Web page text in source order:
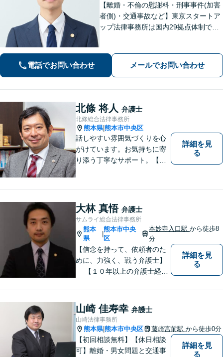
【離婚・不倫の慰謝料・刑事事件(加害
者側)・交通事故など】東京スタートア
ップ法律事務所は国内29拠点体制で全
専門性の高い弁護士が寄り添い解決を
サポートします。
電話でお問い合わせ メールでお問い合わせ
北條 将人 弁護士
北條総合法律事務所
熊本県|熊本市中央区
話しやすい雰囲気づくりを心
がけています。お気持ちに寄
り添う丁寧なサポート。【借
用】証拠集めから手厚くサポ
ート。企業からのご相談も承
ります【交通事故】弁護士費
用特約の利用可【夜間・休日
面談可】
詳細を見
る
大林 真悟 弁護士
サムライ総合法律事務所
熊本
県
|
熊本市中央
区
本妙寺入口駅から徒歩8
分
【信念を持って、依頼者のた
めに、力強く、戦う弁護士】
【１０年以上の弁護士経
等の男女トラブル、③顧問弁
護の３つの分野に力を注ぐ弁
護士】
詳細を見
る
山崎 佳寿幸 弁護士
山崎法律事務所
熊本県|熊本市中央区 藤崎宮前駅 から徒歩0分
【初回相談無料】【休日相談
可】離婚・男女問題と交通事
詳細を見
る